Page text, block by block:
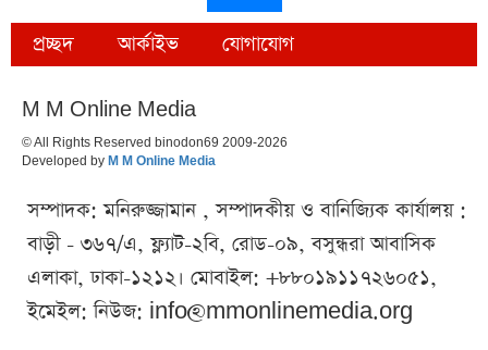
প্রচ্ছদ আর্কাইভ যোগাযোগ
M M Online Media
© All Rights Reserved binodon69 2009-2026
Developed by M M Online Media
সম্পাদক: মনিরুজ্জামান , সম্পাদকীয় ও বানিজ্যিক কার্যালয় :
বাড়ী - ৩৬৭/এ, ফ্ল্যাট-২বি, রোড-০৯, বসুন্ধরা আবাসিক
এলাকা, ঢাকা-১২১২। মোবাইল: +৮৮০১৯১১৭২৬০৫১,
ইমেইল: নিউজ: info@mmonlinemedia.org